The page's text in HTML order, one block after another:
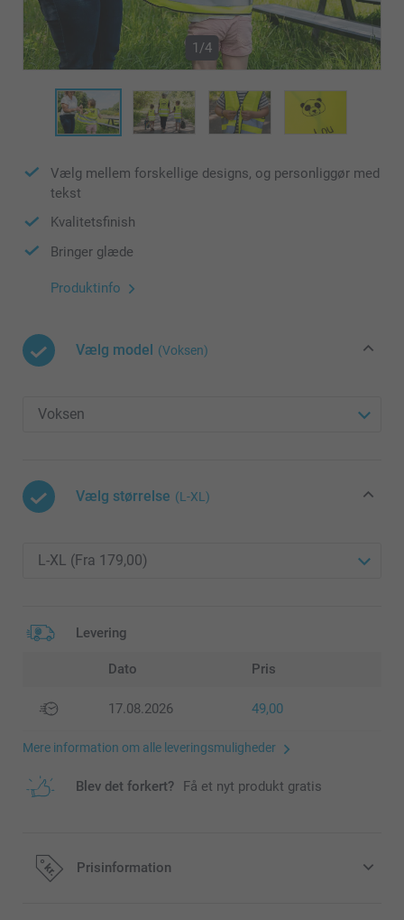
1/4
Vælg mellem forskellige designs, og personliggør med
tekst
Kvalitetsfinish
Bringer glæde
Produktinfo
Vælg model (Voksen)
Vælg størrelse (L-XL)
Levering
Dato Pris
17.08.2026 49,00
Mere information om alle leveringsmuligheder
Blev det forkert? Få et nyt produkt gratis
Prisinformation